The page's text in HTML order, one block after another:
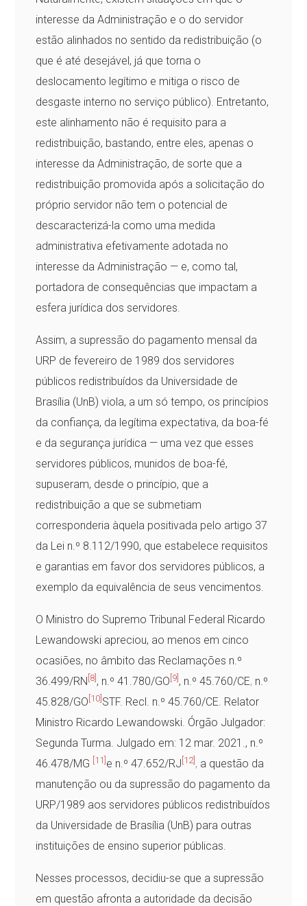
interesse da Administração e o do servidor
estão alinhados no sentido da redistribuição (o
que é até desejável, já que torna o
deslocamento legítimo e mitiga o risco de
desgaste interno no serviço público). Entretanto,
este alinhamento não é requisito para a
redistribuição, bastando, entre eles, apenas o
interesse da Administração, de sorte que a
redistribuição promovida após a solicitação do
próprio servidor não tem o potencial de
descaracterizá-la como uma medida
administrativa efetivamente adotada no
interesse da Administração — e, como tal,
portadora de consequências que impactam a
esfera jurídica dos servidores.
Assim, a supressão do pagamento mensal da
URP de fevereiro de 1989 dos servidores
públicos redistribuídos da Universidade de
Brasília (UnB) viola, a um só tempo, os princípios
da confiança, da legítima expectativa, da boa-fé
e da segurança jurídica — uma vez que esses
servidores públicos, munidos de boa-fé,
supuseram, desde o princípio, que a
redistribuição a que se submetiam
corresponderia àquela positivada pelo artigo 37
da Lei n.º 8.112/1990, que estabelece requisitos
e garantias em favor dos servidores públicos, a
exemplo da equivalência de seus vencimentos.
O Ministro do Supremo Tribunal Federal Ricardo
Lewandowski apreciou, ao menos em cinco
ocasiões, no âmbito das Reclamações n.º
36.499/RN [8] , n.º 41.780/GO [9] , n.º 45.760/CE, n.º
45.828/GO [10] STF. Recl. n.º 45.760/CE. Relator
Ministro Ricardo Lewandowski. Órgão Julgador:
Segunda Turma. Julgado em: 12 mar. 2021., n.º
46.478/MG [11] e n.º 47.652/RJ [12] , a questão da
manutenção ou da supressão do pagamento da
URP/1989 aos servidores públicos redistribuídos
da Universidade de Brasília (UnB) para outras
instituições de ensino superior públicas.
Nesses processos, decidiu-se que a supressão
em questão afronta a autoridade da decisão